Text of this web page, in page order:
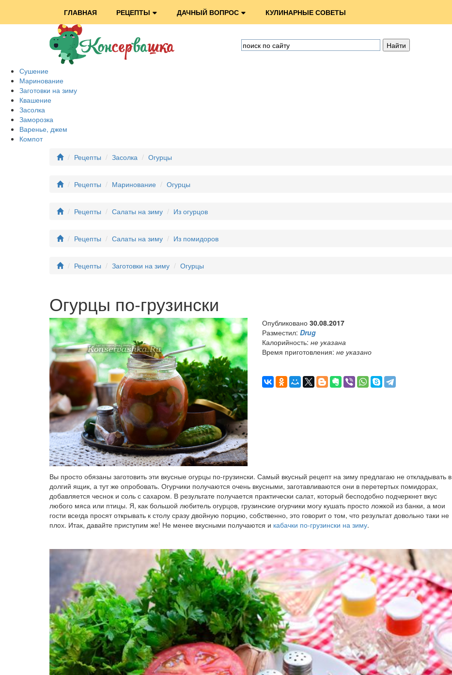
ГЛАВНАЯ РЕЦЕПТЫ ДАЧНЫЙ ВОПРОС
КУЛИНАРНЫЕ СОВЕТЫ
Сушение
Маринование
Заготовки на зиму
Квашение
Засолка
Заморозка
Варенье, джем
Компот
Рецепты
Засолка Огурцы
Рецепты Маринование Огурцы
Рецепты Салаты на зиму Из огурцов
Рецепты Салаты на зиму Из помидоров
Рецепты Заготовки на зиму Огурцы
Огурцы по-грузински
Опубликовано 30.08.2017
Разместил: Drug
Калорийность: не указана
Время приготовления: не указано
Вы просто обязаны заготовить эти вкусные огурцы по-грузински. Самый вкусный рецепт на зиму предлагаю не откладывать в
долгий ящик, а тут же опробовать. Огурчики получаются очень вкусными, заготавливаются они в перетертых помидорах,
добавляется чеснок и соль с сахаром. В результате получается практически салат, который бесподобно подчеркнет вкус
любого мяса или птицы. Я, как большой любитель огурцов, грузинские огурчики могу кушать просто ложкой из банки, а мои
гости всегда просят открывать к столу сразу двойную порцию, собственно, это говорит о том, что результат довольно таки не
плох. Итак, давайте приступим же! Не менее вкусными получаются и кабачки по-грузински на зиму.